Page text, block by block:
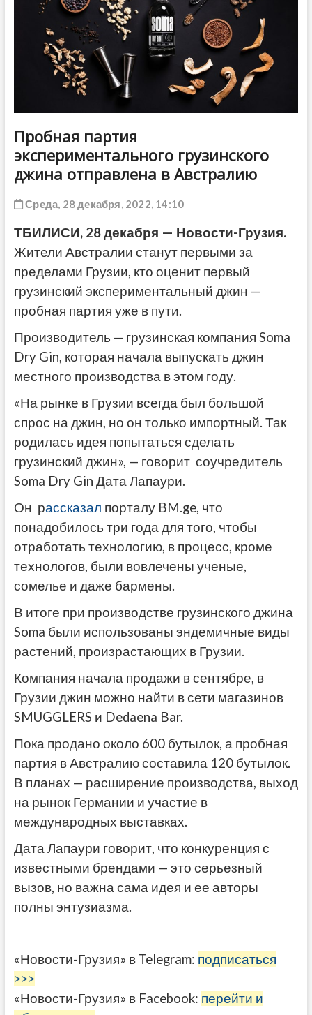
Пробная партия
экспериментального грузинского
джина отправлена в Австралию
Среда, 28 декабря, 2022, 14:10
ТБИЛИСИ, 28 декабря — Новости-Грузия.
Жители Австралии станут первыми за
пределами Грузии, кто оценит первый
грузинский экспериментальный джин —
пробная партия уже в пути.
Производитель — грузинская компания Soma
Dry Gin, которая начала выпускать джин
местного производства в этом году.
«На рынке в Грузии всегда был большой
спрос на джин, но он только импортный. Так
родилась идея попытаться сделать
грузинский джин», — говорит соучредитель
Soma Dry Gin Дата Лапаури.
Он рассказал порталу BM.ge, что
понадобилось три года для того, чтобы
отработать технологию, в процесс, кроме
технологов, были вовлечены ученые,
сомелье и даже бармены.
В итоге при производстве грузинского джина
Soma были использованы эндемичные виды
растений, произрастающих в Грузии.
Компания начала продажи в сентябре, в
Грузии джин можно найти в сети магазинов
SMUGGLERS и Dedaena Bar.
Пока продано около 600 бутылок, а пробная
партия в Австралию составила 120 бутылок.
В планах — расширение производства, выход
на рынок Германии и участие в
международных выставках.
Дата Лапаури говорит, что конкуренция с
известными брендами — это серьезный
вызов, но важна сама идея и ее авторы
полны энтузиазма.
«Новости-Грузия» в Telegram: подписаться
>>>
«Новости-Грузия» в Facebook: перейти и